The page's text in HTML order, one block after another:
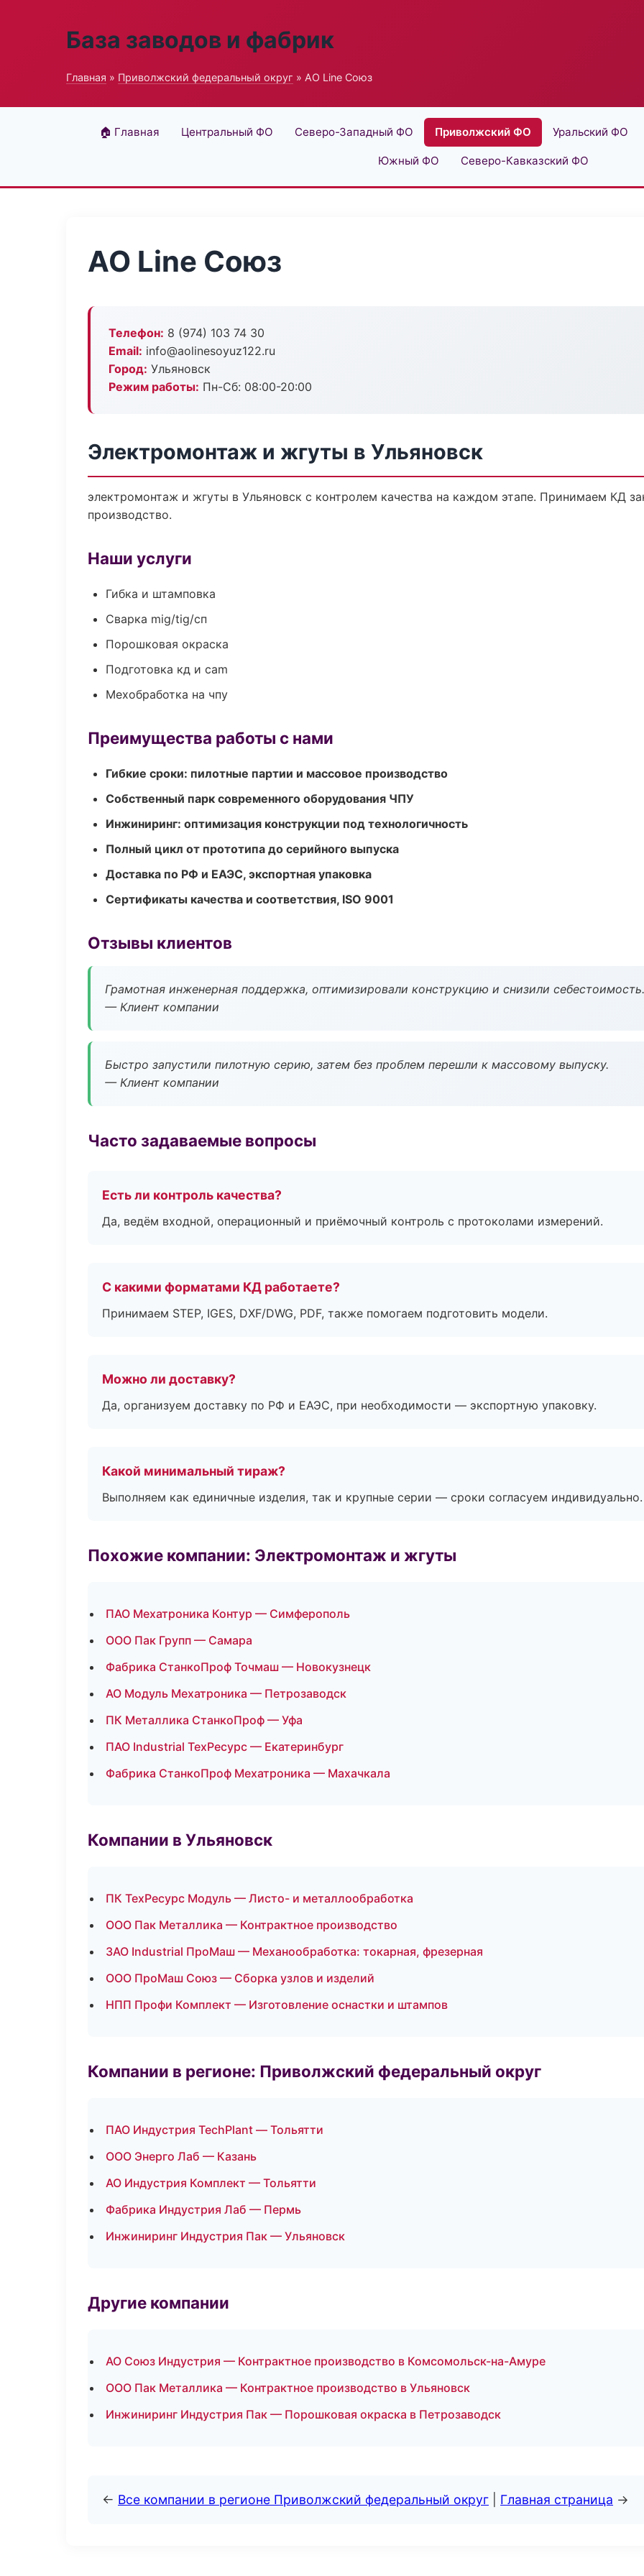
База заводов и фабрик
Главная » Приволжский федеральный округ » АО Line Союз
🏠 Главная Центральный ФО Северо-Западный ФО Приволжский ФО Уральский ФО
Южный ФО Северо-Кавказский ФО
АО Line Союз
Телефон: 8 (974) 103 74 30
Email: info@aolinesoyuz122.ru
Город: Ульяновск
Режим работы: Пн-Сб: 08:00-20:00
Электромонтаж и жгуты в Ульяновск
электромонтаж и жгуты в Ульяновск с контролем качества на каждом этапе. Принимаем КД
производство.
Наши услуги
Гибка и штамповка
Сварка mig/tig/сп
Порошковая окраска
Подготовка кд и cam
Мехобработка на чпу
Преимущества работы с нами
Гибкие сроки: пилотные партии и массовое производство
Собственный парк современного оборудования ЧПУ
Инжиниринг: оптимизация конструкции под технологичность
Полный цикл от прототипа до серийного выпуска
Доставка по РФ и ЕАЭС, экспортная упаковка
Сертификаты качества и соответствия, ISO 9001
Отзывы клиентов
Грамотная инженерная поддержка, оптимизировали конструкцию и снизили себестоимость.
— Клиент компании
Быстро запустили пилотную серию, затем без проблем перешли к массовому выпуску.
— Клиент компании
Часто задаваемые вопросы
Есть ли контроль качества?
Да, ведём входной, операционный и приёмочный контроль с протоколами измерений.
С какими форматами КД работаете?
Принимаем STEP, IGES, DXF/DWG, PDF, также помогаем подготовить модели.
Можно ли доставку?
Да, организуем доставку по РФ и ЕАЭС, при необходимости — экспортную упаковку.
Какой минимальный тираж?
Выполняем как единичные изделия, так и крупные серии — сроки согласуем индивидуально.
Похожие компании: Электромонтаж и жгуты
ПАО Мехатроника Контур — Симферополь
ООО Пак Групп — Самара
Фабрика СтанкоПроф Точмаш — Новокузнецк
АО Модуль Мехатроника — Петрозаводск
ПК Металлика СтанкоПроф — Уфа
ПАО Industrial ТехРесурс — Екатеринбург
Фабрика СтанкоПроф Мехатроника — Махачкала
Компании в Ульяновск
ПК ТехРесурс Модуль — Листо- и металлообработка
ООО Пак Металлика — Контрактное производство
ЗАО Industrial ПроМаш — Механообработка: токарная, фрезерная
ООО ПроМаш Союз — Сборка узлов и изделий
НПП Профи Комплект — Изготовление оснастки и штампов
Компании в регионе: Приволжский федеральный округ
ПАО Индустрия TechPlant — Тольятти
ООО Энерго Лаб — Казань
АО Индустрия Комплект — Тольятти
Фабрика Индустрия Лаб — Пермь
Инжиниринг Индустрия Пак — Ульяновск
Другие компании
АО Союз Индустрия — Контрактное производство в Комсомольск-на-Амуре
ООО Пак Металлика — Контрактное производство в Ульяновск
Инжиниринг Индустрия Пак — Порошковая окраска в Петрозаводск
← Все компании в регионе Приволжский федеральный округ Главная страница →